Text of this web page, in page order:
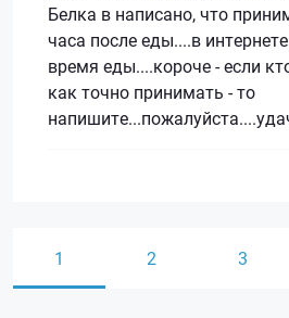
Белка в написано, что
часа после еды....в
время еды....короче - если
как точно принимать - то
1 2 3